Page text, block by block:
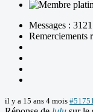
Messages : 3121
Remerciements
il y a 15 ans 4 mois